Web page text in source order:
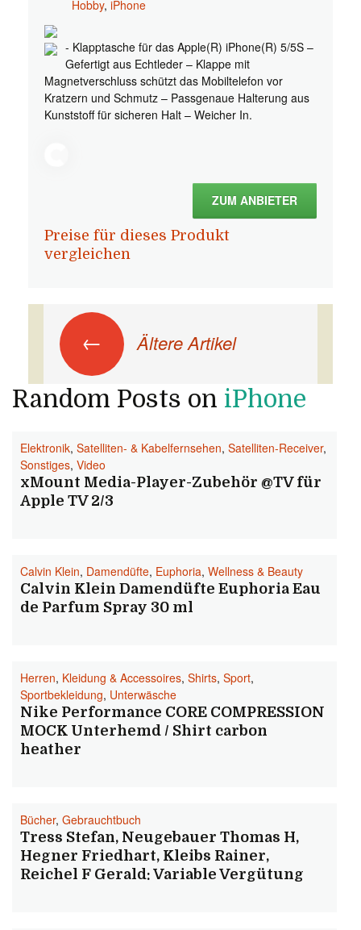
Hobby, iPhone
- Klapptasche für das Apple(R) iPhone(R) 5/5S –
Gefertigt aus Echtleder – Klappe mit
Magnetverschluss schützt das Mobiltelefon vor
Kratzern und Schmutz – Passgenaue Halterung aus
Kunststoff für sicheren Halt – Weicher In.
ZUM ANBIETER
Preise für dieses Produkt
vergleichen
Beitrags-Navigation
← Ältere Artikel
Random Posts on iPhone
Elektronik, Satelliten- & Kabelfernsehen, Satelliten-Receiver,
Sonstiges, Video
xMount Media-Player-Zubehör @TV für
Apple TV 2/3
Calvin Klein, Damendüfte, Euphoria, Wellness & Beauty
Calvin Klein Damendüfte Euphoria Eau
de Parfum Spray 30 ml
Herren, Kleidung & Accessoires, Shirts, Sport,
Sportbekleidung, Unterwäsche
Nike Performance CORE COMPRESSION
MOCK Unterhemd / Shirt carbon
heather
Bücher, Gebrauchtbuch
Tress Stefan, Neugebauer Thomas H,
Hegner Friedhart, Kleibs Rainer,
Reichel F Gerald: Variable Vergütung